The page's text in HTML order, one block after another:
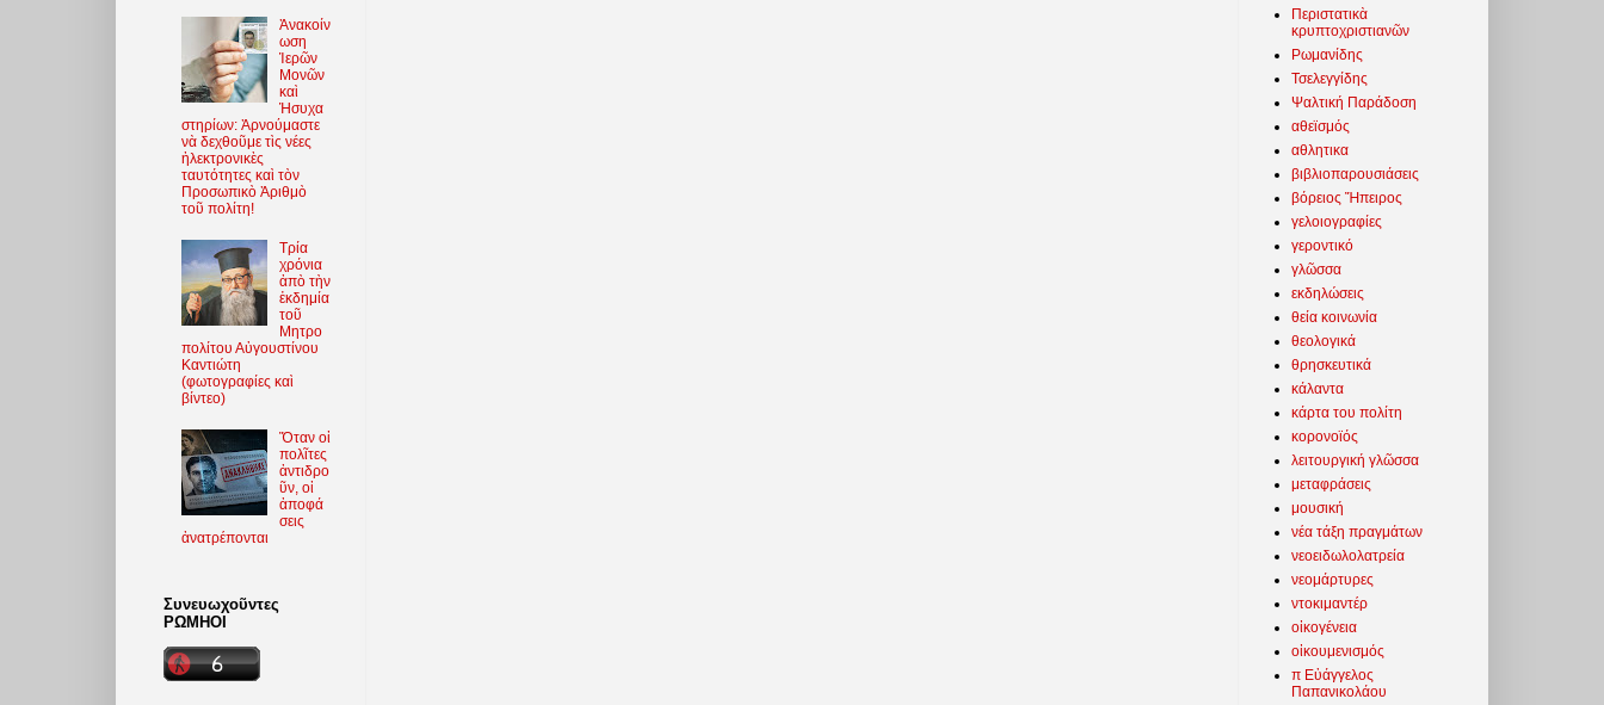
Ἀνακοίν
ωση
Ἱερῶν
Μονῶν
καὶ
Ἡσυχα
στηρίων: Ἀρνούμαστε
νὰ δεχθοῦμε τὶς νέες
ἠλεκτρονικὲς
ταυτότητες καὶ τὸν
Προσωπικὸ Ἀριθμὸ
τοῦ πολίτη!
Τρία
χρόνια
ἀπὸ τὴν
ἐκδημία
τοῦ
Μητρο
πολίτου Αὐγουστίνου
Καντιώτη
(φωτoγραφίες καὶ
βίντεο)
Ὅταν οἱ
πολῖτες
ἀντιδρο
ῦν, οἱ
ἀποφά
σεις
ἀνατρέπονται
Συνευωχοῦντες
ΡΩΜΗΟΙ
Περιστατικὰ
κρυπτοχριστιανῶν
Ρωμανίδης
Τσελεγγίδης
Ψαλτική Παράδοση
αθεϊσμός
αθλητικα
βιβλιοπαρουσιάσεις
βόρειος Ἤπειρος
γελοιογραφίες
γεροντικό
γλῶσσα
εκδηλώσεις
θεία κοινωνία
θεολογικά
θρησκευτικά
κάλαντα
κάρτα του πολίτη
κορονοϊός
λειτουργική γλῶσσα
μεταφράσεις
μουσική
νέα τάξη πραγμάτων
νεοειδωλολατρεία
νεομάρτυρες
ντοκιμαντέρ
οἰκογένεια
οἰκουμενισμός
π Εὐάγγελος
Παπανικολάου